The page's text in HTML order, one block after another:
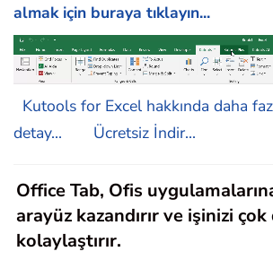
almak için buraya tıklayın...
Kutools for Excel hakkında daha
detay...
Ücretsiz İndir...
Office Tab, Ofis
arayüz kazandırır ve işinizi çok
kolaylaştırır.